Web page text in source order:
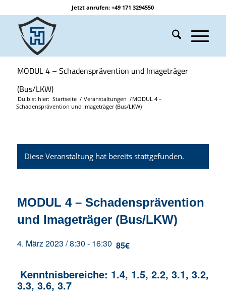
Jetzt anrufen: +49 171 3294550
MODUL 4 – Schadensprävention und Imageträger
(Bus/LKW)
Du bist hier: Startseite / Veranstaltungen /MODUL 4 –
Schadensprävention und Imageträger (Bus/LKW)
Diese Veranstaltung hat bereits stattgefunden.
MODUL 4 – Schadensprävention
und Imageträger (Bus/LKW)
4. März 2023 / 8:30 - 16:30 85€
Kenntnisbereiche: 1.4, 1.5, 2.2, 3.1, 3.2,
3.3, 3.6, 3.7